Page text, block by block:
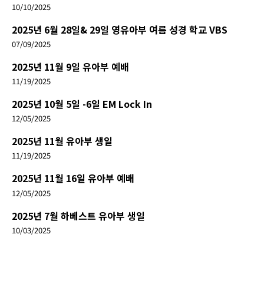
10/10/2025
2025년 6월 28일& 29일 영유아부 여름 성경 학교 VBS
07/09/2025
2025년 11월 9일 유아부 예배
11/19/2025
2025년 10월 5일 -6일 EM Lock In
12/05/2025
2025년 11월 유아부 생일
11/19/2025
2025년 11월 16일 유아부 예배
12/05/2025
2025년 7월 하베스트 유아부 생일
10/03/2025